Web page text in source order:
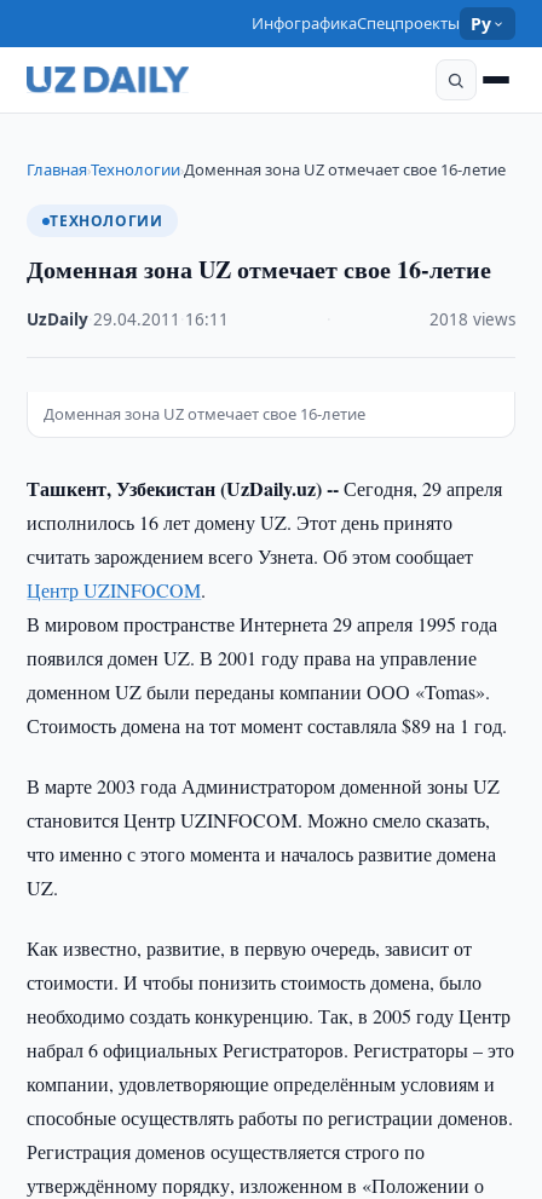
ИнфографикаСпецпроекты Ру
Главная›Технологии›Доменная зона UZ отмечает свое 16-летие
ТЕХНОЛОГИИ
Доменная зона UZ отмечает свое 16-летие
UzDaily ·29.04.2011 16:11 2018 views
Доменная зона UZ отмечает свое 16-летие
Ташкент, Узбекистан (UzDaily.uz) --Сегодня, 29 апреля
исполнилось 16 лет домену UZ. Этот день принято
считать зарождением всего Узнета. Об этом сообщает
Центр UZINFOCOM.
В мировом пространстве Интернета 29 апреля 1995 года
появился домен UZ. В 2001 году права на управление
доменном UZ были переданы компании ООО «Tomas».
Стоимость домена на тот момент составляла $89 на 1 год.
В марте 2003 года Администратором доменной зоны UZ
становится Центр UZINFOCOM. Можно смело сказать,
что именно с этого момента и началось развитие домена
UZ.
Как известно, развитие, в первую очередь, зависит от
стоимости. И чтобы понизить стоимость домена, было
необходимо создать конкуренцию. Так, в 2005 году Центр
набрал 6 официальных Регистраторов. Регистраторы – это
компании, удовлетворяющие определённым условиям и
способные осуществлять работы по регистрации доменов.
Регистрация доменов осуществляется строго по
утверждённому порядку, изложенном в «Положении о